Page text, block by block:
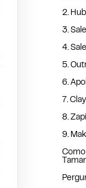
2.
3.
4.
5.
6.
7. Clay
8.
9.
Como